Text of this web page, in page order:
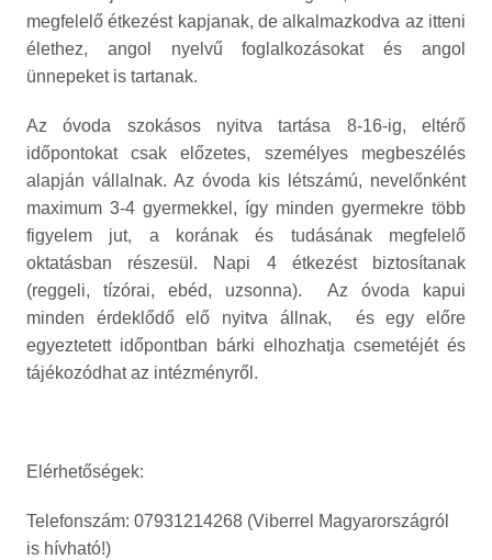
megfelelő étkezést kapjanak, de alkalmazkodva az itteni
élethez, angol nyelvű foglalkozásokat és angol
ünnepeket is tartanak.
Az óvoda szokásos nyitva tartása 8-16-ig, eltérő
időpontokat csak előzetes, személyes megbeszélés
alapján vállalnak. Az óvoda kis létszámú, nevelőnként
maximum 3-4 gyermekkel, így minden gyermekre több
figyelem jut, a korának és tudásának megfelelő
oktatásban részesül. Napi 4 étkezést biztosítanak
(reggeli, tízórai, ebéd, uzsonna). Az óvoda kapui
minden érdeklődő elő nyitva állnak, és egy előre
egyeztetett időpontban bárki elhozhatja csemetéjét és
tájékozódhat az intézményről.
Elérhetőségek:
Telefonszám: 07931214268 (Viberrel Magyarországról
is hívható!)